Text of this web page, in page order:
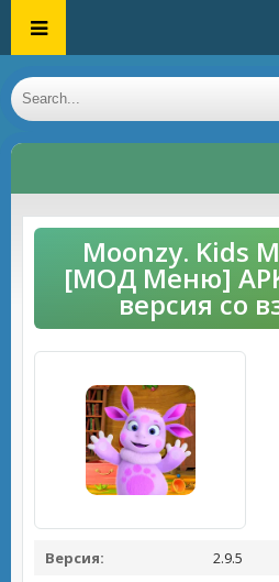
Moonzy. Kids
[МОД Меню]
версия со
Версия:
2.9.5